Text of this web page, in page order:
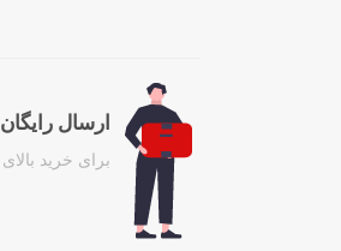
ارسال رایگان
برای خرید بالای ۱۰,۰۰۰,۰۰۰ تومان